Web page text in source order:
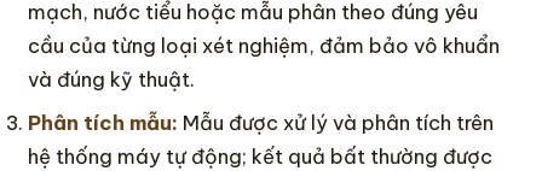
mạch, nước tiểu hoặc mẫu phân theo đúng yêu
cầu của từng loại xét nghiệm, đảm bảo vô khuẩn
và đúng kỹ thuật.
Phân tích mẫu: Mẫu được xử lý và phân tích trên
hệ thống máy tự động; kết quả bất thường được